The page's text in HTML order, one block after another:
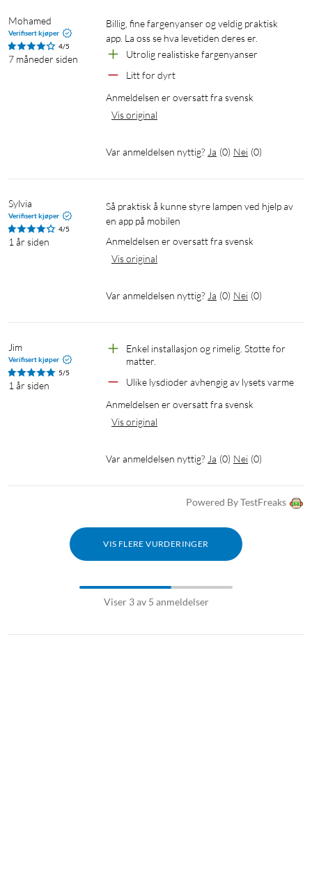
Smart lysregulering via app, tale eller dimmer
Senk lysstyrken til ønsket nivå ved hjelp av smarttelefonen,
WiZmote eller stemmen. Du trenger ikke installere en dyr
når du kommer hjem og slås av når den ikke trengs.
Tilpass scener med forhåndsprogrammerte
dynamiske lysinnstillinger
perfekte stemningen. Lagre innstillingene og aktiver dem når
som helst ved hjelp av appen, WiZmote eller stemmen.
Energiovervåking
WiZ-appen holder oversikt over lyskildenes strømforbruk. Du
belysningen, slik at du kan optimere strømforbruket.
Styr lyskildene ved å bruke tale og Google Assistent, Amazon
Alexa eller Siri Shortcuts. Bruk enkle talekommandoer for å
og tilpasse lysscener.
Høyde: 10,6 cm
Mohamed
Verifisert kjøper
4/5
7 måneder siden
Billig, fine fargenyanser og veldig praktisk
app. La oss se hva levetiden deres er.
Utrolig realistiske fargenyanser
Litt for dyrt
Anmeldelsen er oversatt fra svensk
Vis original
Var anmeldelsen nyttig? Ja (0) Nei (0)
Sylvia
Verifisert kjøper
4/5
1 år siden
Så praktisk å kunne styre lampen ved hjelp av
en app på mobilen
Anmeldelsen er oversatt fra svensk
Vis original
Var anmeldelsen nyttig? Ja (0) Nei (0)
Jim
Verifisert kjøper
5/5
1 år siden
Enkel installasjon og rimelig. Støtte for
matter.
Ulike lysdioder avhengig av lysets varme
Anmeldelsen er oversatt fra svensk
Vis original
Var anmeldelsen nyttig? Ja (0) Nei (0)
Powered By TestFreaks
VIS FLERE VURDERINGER
Viser 3 av 5 anmeldelser